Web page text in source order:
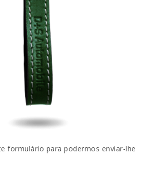
FR ES
formulário para podermos enviar-lhe
Política de Privacidade